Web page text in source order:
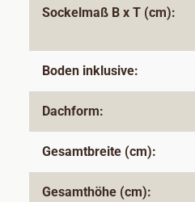
Sockelmaß B x T (cm):
Boden inklusive:
Dachform:
Gesamtbreite (cm):
Gesamthöhe (cm):